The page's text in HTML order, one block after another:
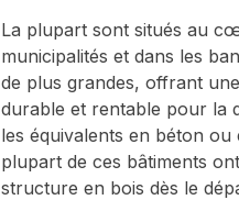
La plupart sont situés au
municipalités et dans les
de plus grandes, offrant
durable et rentable pour la
les équivalents en béton ou
plupart de ces bâtiments
structure en bois dès le